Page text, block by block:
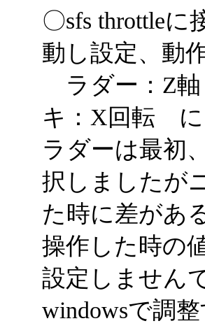
〇sfs throttle
動し設定、動
ラダー：Z
キ：X回転 に
ラダーは最初
択しましたが
た時に差があ
操作した時の
設定しません
windowsで調